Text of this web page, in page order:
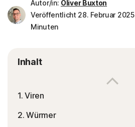
Autor/in: Oliver Buxton
Veröffentlicht 28. Februar 2025
Minuten
Inhalt
1. Viren
2. Würmer